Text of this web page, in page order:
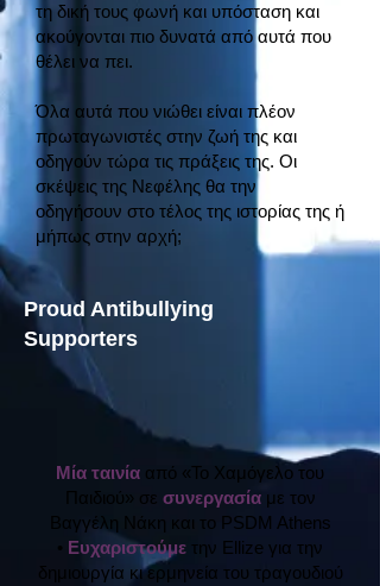
τη δική τους φωνή και υπόσταση και
ακούγονται πιο δυνατά από αυτά που
θέλει να πει.
Όλα αυτά που νιώθει είναι πλέον
πρωταγωνιστές στην ζωή της και
οδηγούν τώρα τις πράξεις της. Οι
σκέψεις της Νεφέλης θα την
οδηγήσουν στο τέλος της ιστορίας της ή
μήπως στην αρχή;
Proud Antibullying
Supporters
Μία ταινία από «Το Χαμόγελο του
Παιδιού» σε συνεργασίαμε τον
Βαγγέλη Νάκη και το PSDM Athens
• Ευχαριστούμε την Ellize για την
δημιουργία κι ερμηνεία του τραγουδιού